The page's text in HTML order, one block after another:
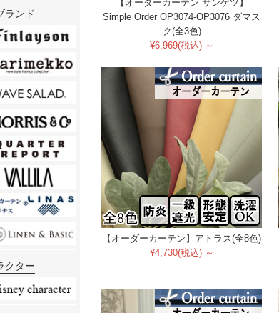
【オーダーカーテン サンゲツ】
Simple Order OP3074-OP3076 ダマス
ク(全3色)
¥6,969(税込) ～
【オーダーカーテン】アトラス(全8色)
¥4,730(税込) ～
ランド
クター